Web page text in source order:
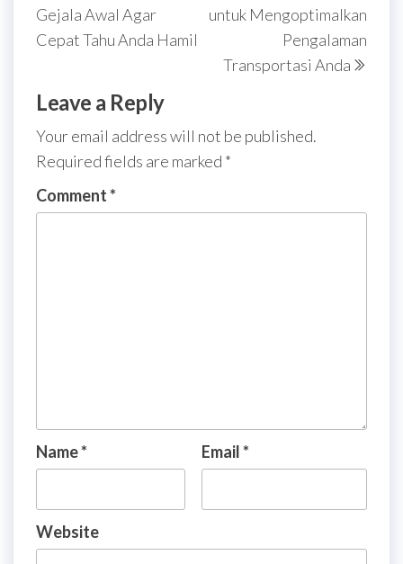
Gejala Awal Agar
Cepat Tahu Anda Hamil
untuk Mengoptimalkan
Pengalaman
Transportasi Anda
Leave a Reply
Your email address will not be published.
Required fields are marked *
Comment*
Name* Email*
Website